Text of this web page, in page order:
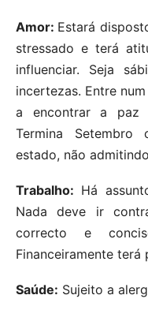
Amor: Estará
stressado e terá
influenciar. Seja
incertezas. Entre
a encontrar a paz
Termina
estado, não
Trabalho: Há
Nada deve ir
correcto e
Financeiramente terá
Saúde: Sujeito a